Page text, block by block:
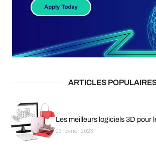
ARTICLES
Les meilleurs logiciels 3D pour
23 février 2023